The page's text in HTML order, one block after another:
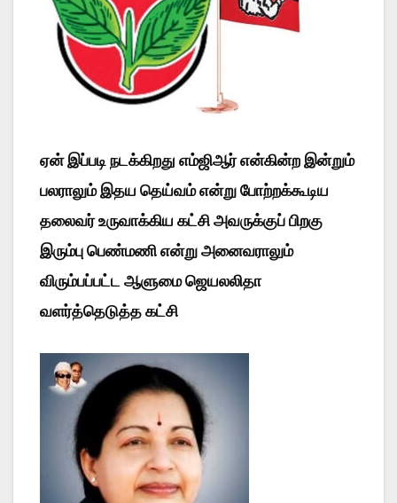
ஏன் இப்படி நடக்கிறது எம்ஜிஆர் என்கின்ற இன்றும்
பலராலும் இதய தெய்வம் என்று போற்றக்கூடிய
தலைவர் உருவாக்கிய கட்சி அவருக்குப் பிறகு
இரும்பு பெண்மணி என்று அனைவராலும்
விரும்பப்பட்ட ஆளுமை ஜெயலலிதா
வளர்த்தெடுத்த கட்சி